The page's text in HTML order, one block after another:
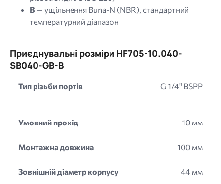
B — ущільнення Buna-N (NBR), стандартний
температурний діапазон
Приєднувальні розміри HF705-10.040-
SB040-GB-B
Тип різьби портів G 1/4" BSPP
Умовний прохід 10 мм
Монтажна довжина 100 мм
Зовнішній діаметр корпусу 44 мм